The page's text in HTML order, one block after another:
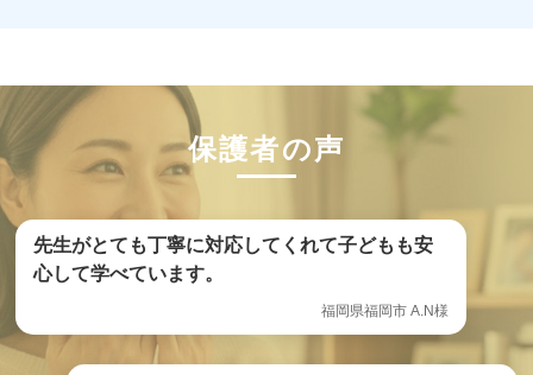
保護者の声
先生がとても丁寧に対応してくれて子どもも安
心して学べています。
福岡県福岡市 A.N様